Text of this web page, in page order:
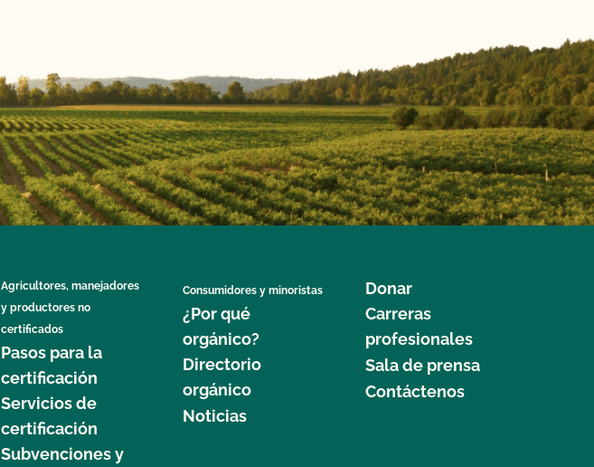
Agricultores, manejadores
y productores no
certificados
Pasos para la
certificación
Servicios de
certificación
Subvenciones y
Consumidores y minoristas
¿Por qué
orgánico?
Directorio
orgánico
Noticias
Donar
Carreras
profesionales
Sala de prensa
Contáctenos